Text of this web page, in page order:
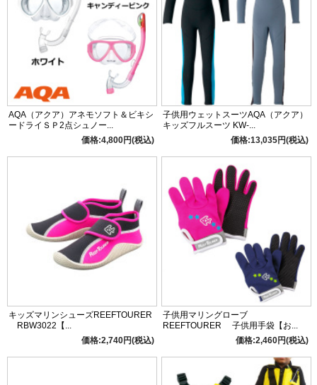
AQA（アクア）アネモソフト＆ビキシ
ードライＳＰ2点シュノー...
価格:4,800円(税込)
子供用ウェットスーツAQA（アクア）
キッズフルスーツ KW-...
価格:13,035円(税込)
キッズマリンシューズREEFTOURER
RBW3022【...
価格:2,740円(税込)
子供用マリングローブ
REEFTOURER 子供用手袋【お...
価格:2,460円(税込)